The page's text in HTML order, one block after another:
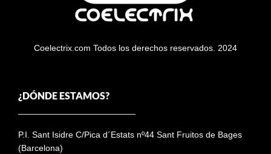
Coelectrix.com Todos los derechos reservados. 2024
¿DÓNDE ESTAMOS?
P.I. Sant Isidre C/Pica d´Estats nº44 Sant Fruitos de Bages
(Barcelona)